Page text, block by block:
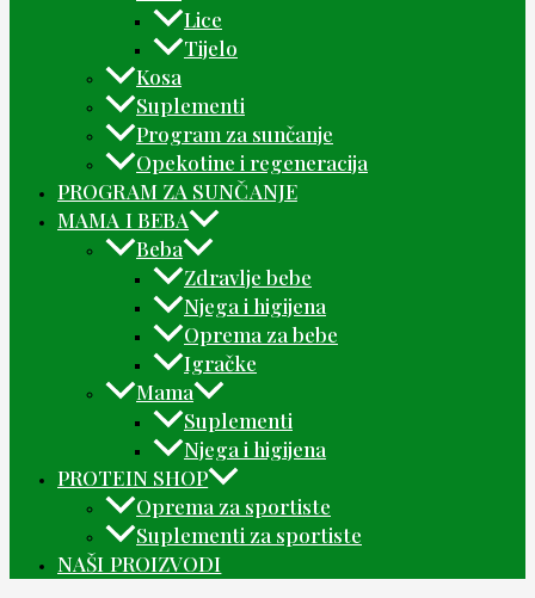
Lice
Tijelo
Kosa
Suplementi
Program za sunčanje
Opekotine i regeneracija
PROGRAM ZA SUNČANJE
MAMA I BEBA
Beba
Zdravlje bebe
Njega i higijena
Oprema za bebe
Igračke
Mama
Suplementi
Njega i higijena
PROTEIN SHOP
Oprema za sportiste
Suplementi za sportiste
NAŠI PROIZVODI